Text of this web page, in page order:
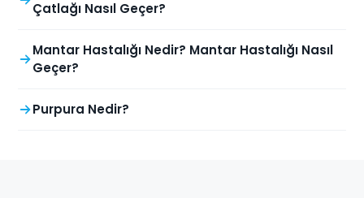
Çatlağı Nasıl Geçer?
Mantar Hastalığı Nedir? Mantar Hastalığı Nasıl
Geçer?
Purpura Nedir?